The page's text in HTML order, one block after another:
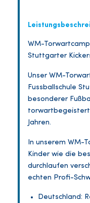
WM-
Stuttgarter
Unser WM-
Fussballschule
besonderer
Jahren.
In unserem WM-
Kinder wie die
durchlaufen
echten Profi-
Deutschland: